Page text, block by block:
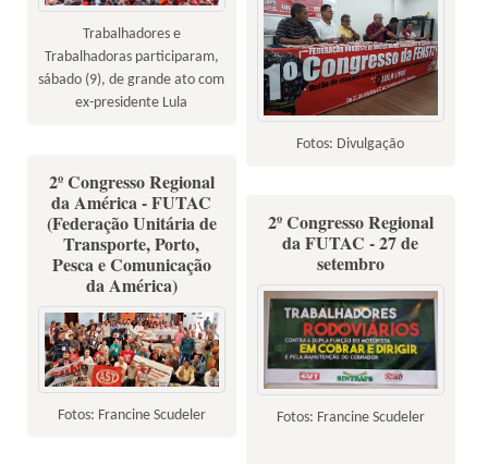
Trabalhadores e
Trabalhadoras participaram,
sábado (9), de grande ato com
ex-presidente Lula
Fotos: Divulgação
2º Congresso Regional
da América - FUTAC
(Federação Unitária de
Transporte, Porto,
Pesca e Comunicação
da América)
Fotos: Francine Scudeler
2º Congresso Regional
da FUTAC - 27 de
setembro
Fotos: Francine Scudeler